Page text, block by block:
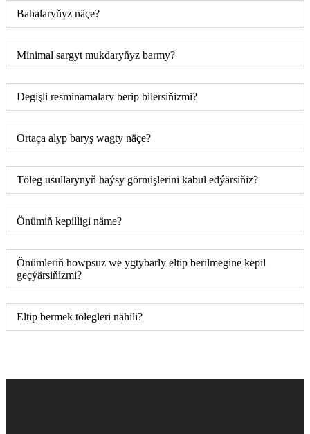
Bahalaryňyz näçe?
Minimal sargyt mukdaryňyz barmy?
Degişli resminamalary berip bilersiňizmi?
Ortaça alyp baryş wagty näçe?
Töleg usullarynyň haýsy görnüşlerini kabul edýärsiňiz?
Önümiň kepilligi näme?
Önümleriň howpsuz we ygtybarly eltip berilmegine kepil
geçýärsiňizmi?
Eltip bermek tölegleri nähili?